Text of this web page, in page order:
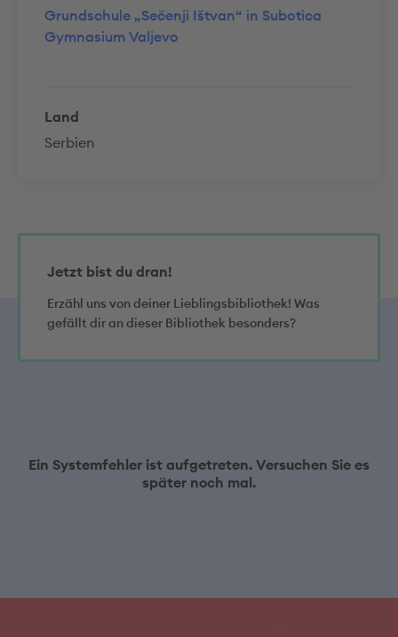
Grundschule „Sečenji Ištvan“ in Subotica
Gymnasium Valjevo
Land
Serbien
Jetzt bist du dran!
Erzähl uns von deiner Lieblingsbibliothek! Was
gefällt dir an dieser Bibliothek besonders?
Ein Systemfehler ist aufgetreten. Versuchen Sie es
später noch mal.